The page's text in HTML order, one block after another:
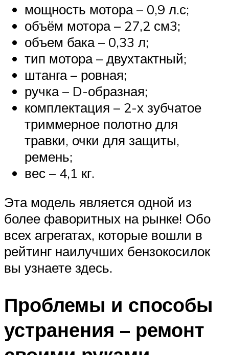
мощность мотора – 0,9 л.с;
объём мотора – 27,2 см3;
объем бака – 0,33 л;
тип мотора – двухтактный;
штанга – ровная;
ручка – D-образная;
комплектация – 2-х зубчатое
триммерное полотно для
травки, очки для защиты,
ремень;
вес – 4,1 кг.
Эта модель является одной из
более фаворитных на рынке! Обо
всех агрегатах, которые вошли в
рейтинг наилучших бензокосилок
вы узнаете здесь.
Проблемы и способы
устранения – ремонт